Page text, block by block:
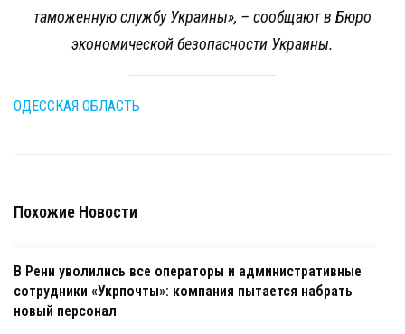
таможенную службу Украины», – сообщают в Бюро
экономической безопасности Украины.
ОДЕССКАЯ ОБЛАСТЬ
Похожие Новости
В Рени уволились все операторы и административные
сотрудники «Укрпочты»: компания пытается набрать
новый персонал